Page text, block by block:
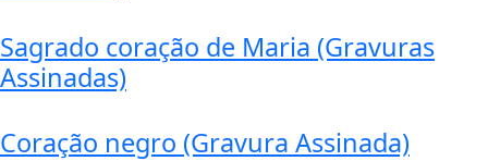
Sagrado coração de Maria (Gravuras
Assinadas)
Coração negro (Gravura Assinada)